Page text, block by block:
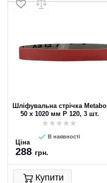
Шліфувальна стрічка Metabo
50 х 1020 мм P 120, 3 шт.
В наявності
Ціна
288 грн.
Купити